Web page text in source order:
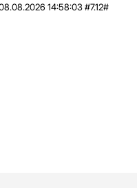
14:58:03 #7.12#